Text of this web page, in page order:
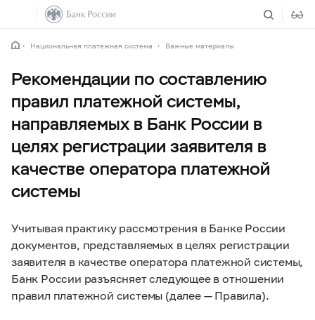
Национальная платежная система Важные материалы
Рекомендации по составлению
правил платежной системы,
направляемых в Банк России в
целях регистрации заявителя в
качестве оператора платежной
системы
Учитывая практику рассмотрения в Банке России
документов, представляемых в целях регистрации
заявителя в качестве оператора платежной системы,
Банк России разъясняет следующее в отношении
правил платежной системы (далее — Правила).